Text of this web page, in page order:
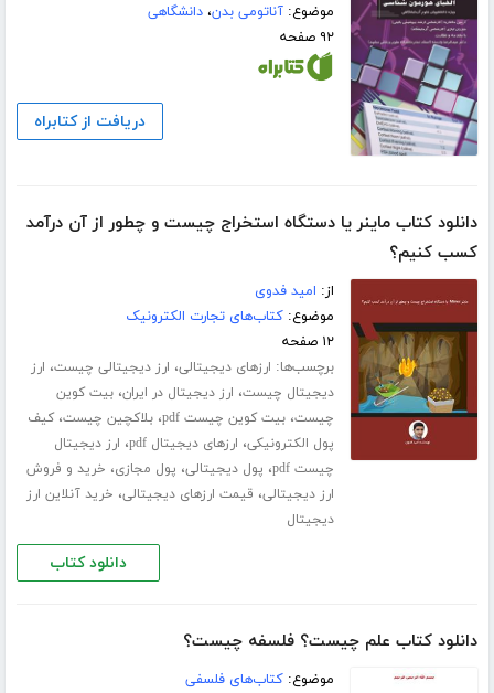
موضوع:آناتومی بدن،دانشگاهی
۹۲ صفحه
دریافت از کتابراه
دانلود کتاب ماینر یا دستگاه استخراج چیست و چطور از آن درآمد
کسب کنیم؟
از: امید فدوی
موضوع:کتاب‌های تجارت الکترونیک
۱۲ صفحه
برچسب‌ها: ارزهای دیجیتالی، ارز دیجیتالی چیست، ارز
دیجیتال چیست، ارز دیجیتال در ایران،بیت کوین
چیست،بیت کوین چیست pdf ،بلاکچین چیست،کیف
پول الکترونیکی، ارزهای دیجیتال pdf ، ارز دیجیتال
چیست pdf
، پول دیجیتالی، پول مجازی، خرید و فروش
ارز دیجیتالی، قیمت ارزهای دیجیتالی، خرید آنلاین ارز
دیجیتال
دانلود کتاب
دانلود کتاب علم چیست؟ فلسفه چیست؟
موضوع:کتاب‌های فلسفی